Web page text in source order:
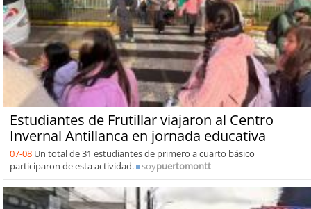
Estudiantes de Frutillar viajaron al Centro
Invernal Antillanca en jornada educativa
07-08 Un total de 31 estudiantes de primero a cuarto básico
participaron de esta actividad.
soypuertomontt